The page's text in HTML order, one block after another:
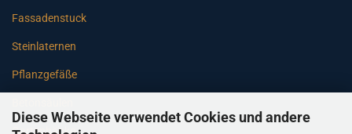
Diese Webseite verwendet Cookies und andere
Fassadenstuck
Steinlaternen
Pflanzgefäße
Gartenbänke